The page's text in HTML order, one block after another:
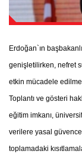
Erdoğan`ın
genişletilirken, nefret
etkin mücadele
Toplantı ve gösteri
eğitim imkanı,
verilere yasal
toplamadaki